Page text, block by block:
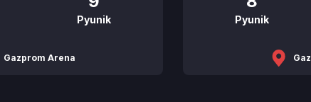
Pyunik
Gazprom Arena
Pyunik